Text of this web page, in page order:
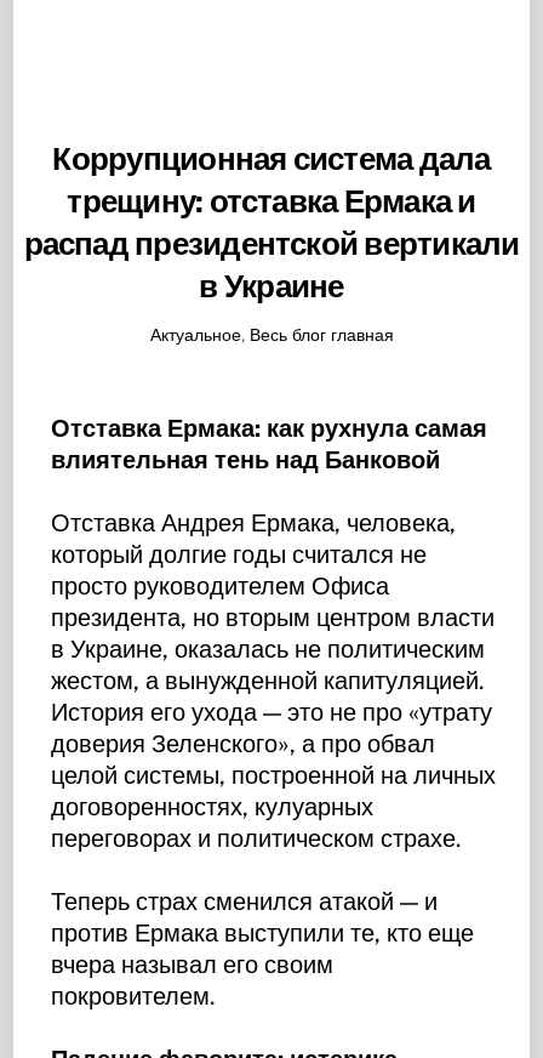
Коррупционная система дала
трещину: отставка Ермака и
распад президентской вертикали
в Украине
Актуальное, Весь блог главная
Отставка Ермака: как рухнула самая
влиятельная тень над Банковой
Отставка Андрея Ермака, человека,
который долгие годы считался не
просто руководителем Офиса
президента, но вторым центром власти
в Украине, оказалась не политическим
жестом, а вынужденной капитуляцией.
История его ухода — это не про «утрату
доверия Зеленского», а про обвал
целой системы, построенной на личных
договоренностях, кулуарных
переговорах и политическом страхе.
Теперь страх сменился атакой — и
против Ермака выступили те, кто еще
вчера называл его своим
покровителем.